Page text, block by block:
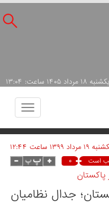
يکشنبه ۱۸ مرداد ۱۴۰۵ ساعت: ۱۳:۰۴
Toggle
مرداد ۱۳۹۹ ساعت ۱۲:۴۴
است ۰
جدال نظامیان